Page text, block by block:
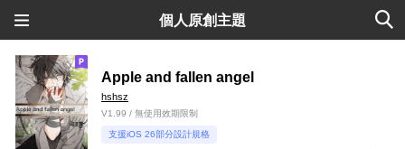
個人原創主題
Apple and fallen angel
hshsz
V1.99 / 無使用效期限制
支援iOS 26部分設計規格